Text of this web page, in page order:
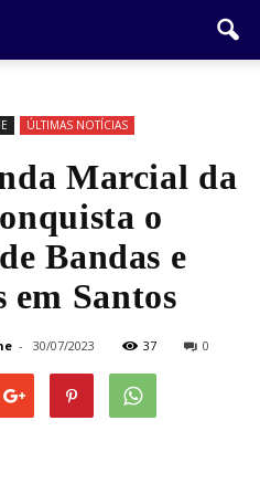
ÚLTIMAS NOTÍCIAS
Marcial da
o
Bandas e
Santos
- 30/07/2023 37 0